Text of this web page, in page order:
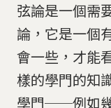
弦論是一個需
論，它是一個
會一些，才能
樣的學門的知
學門──例如